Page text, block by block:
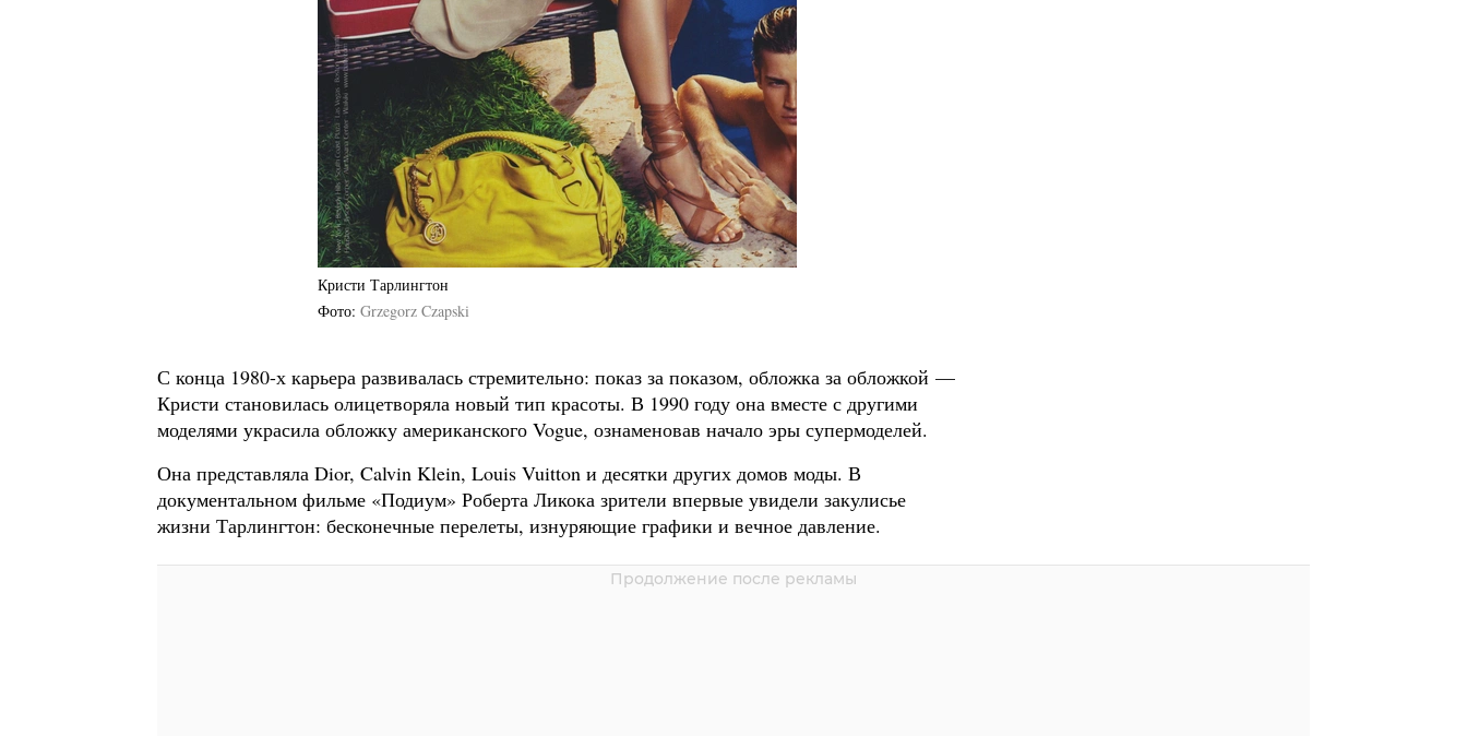
Кристи Тарлингтон
Фото Grzegorz Czapski
С конца 1980-х карьера развивалась стремительно: показ за показом, обложка за обложкой —
Кристи становилась олицетворяла новый тип красоты. В 1990 году она вместе с другими
моделями украсила обложку американского Vogue, ознаменовав начало эры супермоделей.
Она представляла Dior, Calvin Klein, Louis Vuitton и десятки других домов моды. В
документальном фильме «Подиум» Роберта Ликока зрители впервые увидели закулисье
жизни Тарлингтон: бесконечные перелеты, изнуряющие графики и вечное давление.